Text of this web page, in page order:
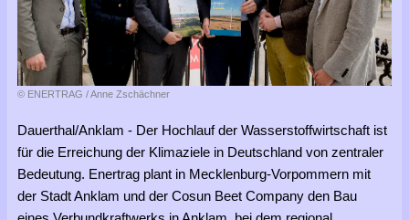
© ENERTRAG / Anne Zschächner
Dauerthal/Anklam - Der Hochlauf der Wasserstoffwirtschaft ist
für die Erreichung der Klimaziele in Deutschland von zentraler
Bedeutung. Enertrag plant in Mecklenburg-Vorpommern mit
der Stadt Anklam und der Cosun Beet Company den Bau